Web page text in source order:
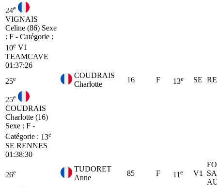
24e
VIGNAIS
Celine (86) Sexe
: F - Catégorie :
10e V1
TEAMCAVE
01:37:26
25e
COUDRAIS
Charlotte
16 F 13e SE
25e
COUDRAIS
Charlotte (16)
Sexe : F -
Catégorie : 13e
SE RENNES
01:38:30
26e
TUDORET
Anne
85 F 11 e V1